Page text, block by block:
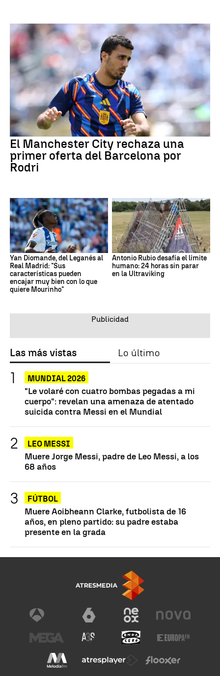
El Manchester City rechaza una
primer oferta del Barcelona por
Rodri
Yan Diomande, del Leganés al
Real Madrid: "Sus
características pueden
encajar muy bien con lo que
quiere Mourinho"
Antonio Rubio desafía el límite
humano: 24 horas sin parar
en la Ultraviking
Las más vistas Lo último
MUNDIAL 2026
"Le volaré con cuatro bombas pegadas a mi
cuerpo": revelan una amenaza de atentado
suicida contra Messi en el Mundial
LEO MESSI
Muere Jorge Messi, padre de Leo Messi, a los
68 años
FÚTBOL
Muere Aoibheann Clarke, futbolista de 16
años, en pleno partido: su padre estaba
presente en la grada